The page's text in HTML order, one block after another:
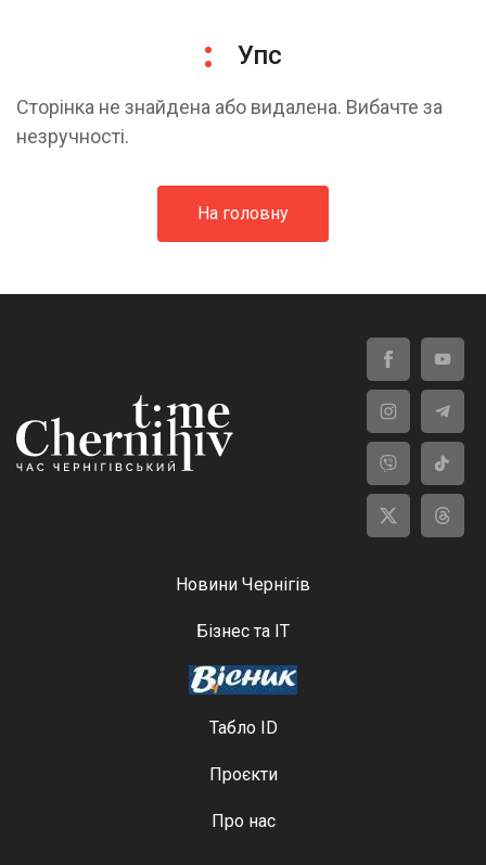
Упс
Сторінка не знайдена або видалена. Вибачте за
незручності.
На головну
Новини Чернігів
Бізнес та ІТ
Табло ID
Проєкти
Про нас